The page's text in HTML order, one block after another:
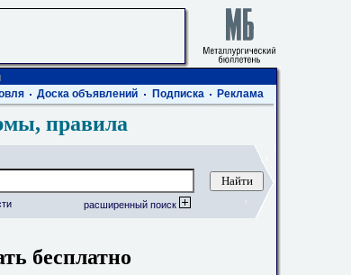
Доска объявлений Подписка Реклама
правила
расширенный поиск
бесплатно